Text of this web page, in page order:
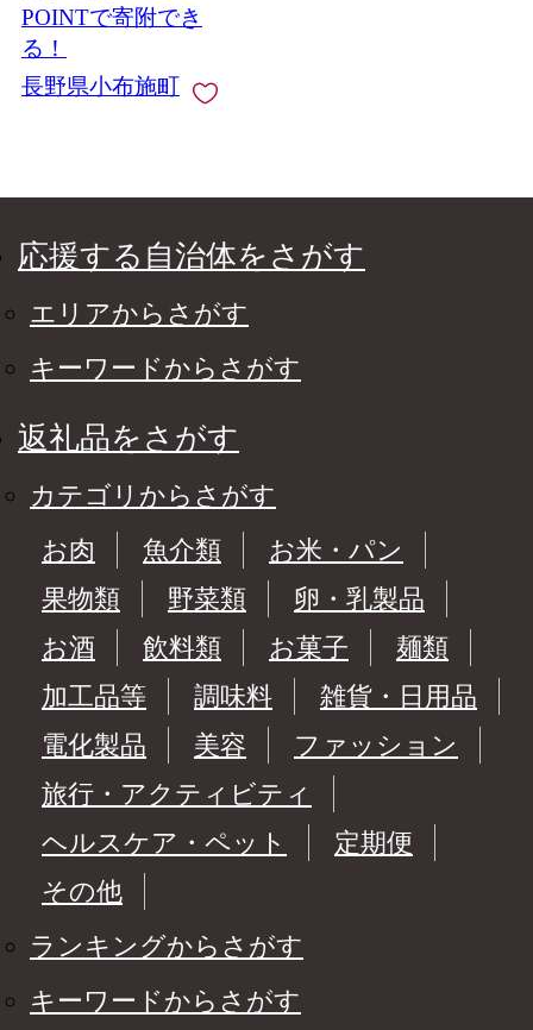
布施町産［G-4５］
POINTで寄附でき
る！
長野県小布施町
応援する自治体をさがす
エリアからさがす
キーワードからさがす
返礼品をさがす
カテゴリからさがす
お肉
魚介類
お米・パン
果物類
野菜類
卵・乳製品
お酒
飲料類 お菓子
麺類
加工品等
調味料
雑貨・日用品
電化製品
美容
ファッション
旅行・アクティビティ
ヘルスケア・ペット
定期便
その他
ランキングからさがす
キーワードからさがす